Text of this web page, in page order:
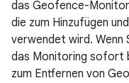
das Geofence-
die zum Hinzufügen
verwendet wird. Wenn
das Monitoring sofort
zum Entfernen von